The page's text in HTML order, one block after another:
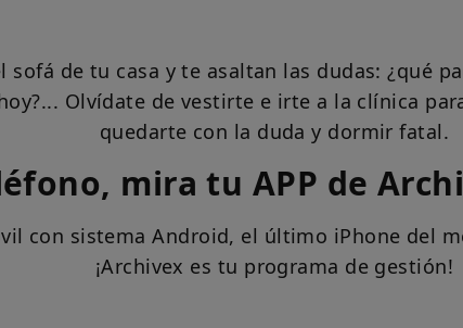
de tu casa y te asaltan las dudas: ¿qué
Olvídate de vestirte e irte a la clínica
quedarte con la duda y dormir fatal.
mira tu APP de
con sistema Android, el último iPhone del
¡Archivex es tu programa de gestión!